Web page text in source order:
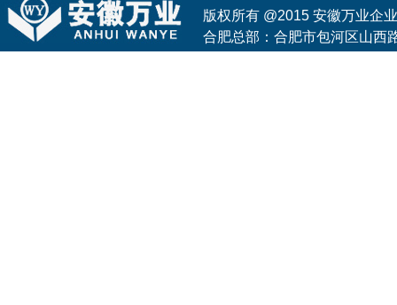
版权所有 @2015 安徽万业企
合肥总部：合肥市包河区山西